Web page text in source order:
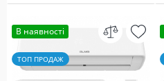
В наявності
ТОП ПРОДАЖ